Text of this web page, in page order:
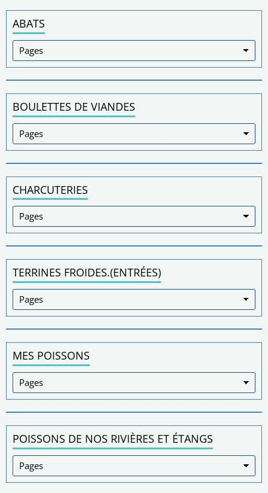
ABATS
BOULETTES DE VIANDES
CHARCUTERIES
TERRINES FROIDES.(ENTRÉES)
MES POISSONS
POISSONS DE NOS RIVIÈRES ET ÉTANGS